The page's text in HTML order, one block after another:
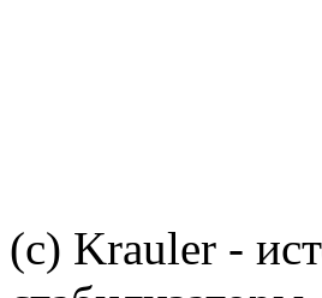
(c) Krauler -